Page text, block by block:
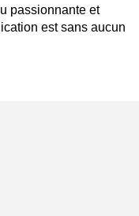
passionnante et
est sans aucun